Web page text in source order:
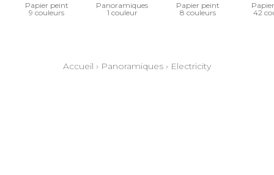
Papier peint
9 couleurs
Panoramiques
1 couleur
Papier peint
8 couleurs
42
Accueil › Panoramiques › Electricity